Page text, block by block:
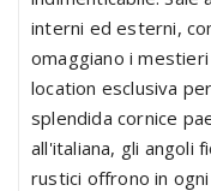
interni ed esterni,
omaggiano i
location esclusiva
splendida cornice
all'italiana, gli angoli
rustici offrono in